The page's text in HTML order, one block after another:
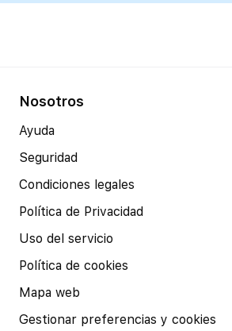
Nosotros
Ayuda
Seguridad
Condiciones legales
Política de Privacidad
Uso del servicio
Política de cookies
Mapa web
Gestionar preferencias y cookies